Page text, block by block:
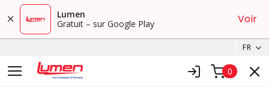
Lumen
Gratuit – sur Google Play
Voir
FR
0